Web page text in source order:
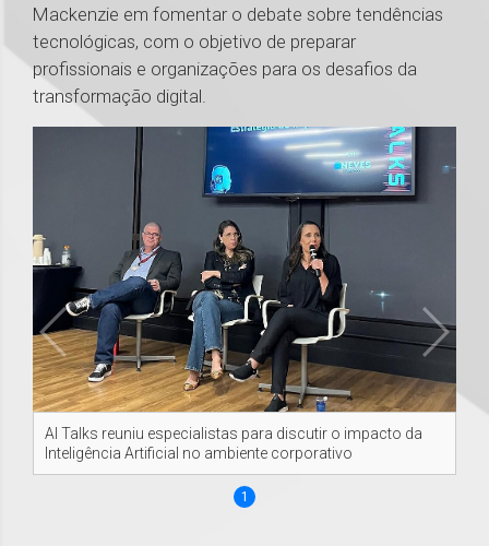
Mackenzie em fomentar o debate sobre tendências
tecnológicas, com o objetivo de preparar
profissionais e organizações para os desafios da
transformação digital.
AI Talks reuniu especialistas para discutir o impacto da
Inteligência Artificial no ambiente corporativo
1